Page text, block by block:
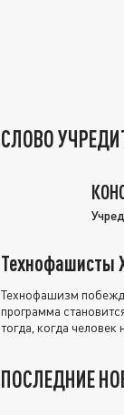
СЛОВО
Технофашисты
Технофашизм
программа
тогда, когда человек
ПОСЛЕДНИЕ